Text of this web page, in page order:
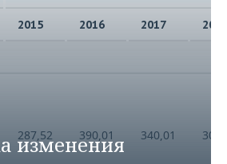
изменения
2015 2016 2017 2018
287,52 390,01 340,01